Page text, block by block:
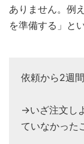
ありません。例
を準備する」と
依頼から2週
→いざ注文し
ていなかった